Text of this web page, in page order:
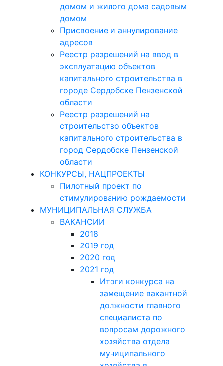
домом и жилого дома садовым
домом
Присвоение и аннулирование
адресов
Реестр разрешений на ввод в
эксплуатацию объектов
капитального строительства в
городе Сердобске Пензенской
области
Реестр разрешений на
строительство объектов
капитального строительства в
город Сердобске Пензенской
области
КОНКУРСЫ, НАЦПРОЕКТЫ
Пилотный проект по
стимулированию рождаемости
МУНИЦИПАЛЬНАЯ СЛУЖБА
ВАКАНСИИ
2018
2019 год
2020 год
2021 год
Итоги конкурса на
замещение вакантной
должности главного
специалиста по
вопросам дорожного
хозяйства отдела
муниципального